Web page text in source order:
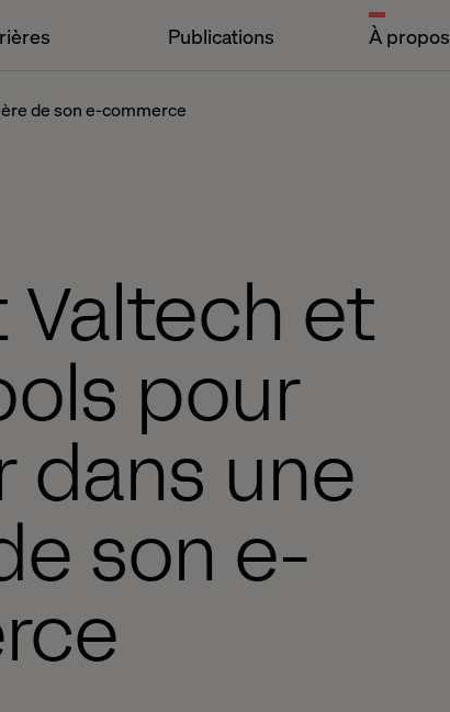
Publications À propos
de son e-commerce
et
pour
dans une
son e-